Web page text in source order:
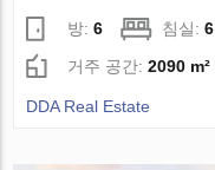
방:6 침실:6
거주 공간:2090 m²
DDA Real Estate